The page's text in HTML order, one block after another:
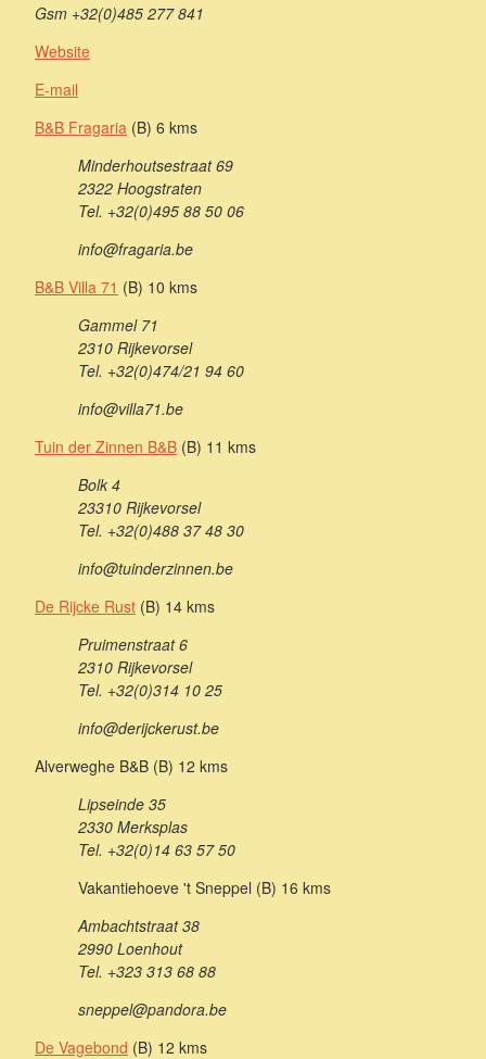
Gsm +32(0)485 277 841
Website
E-mail
B&B Fragaria (B) 6 kms
Minderhoutsestraat 69
2322 Hoogstraten
Tel. +32(0)495 88 50 06
info@fragaria.be
B&B Villa 71 (B) 10 kms
Gammel 71
2310 Rijkevorsel
Tel. +32(0)474/21 94 60
info@villa71.be
Tuin der Zinnen B&B (B) 11 kms
Bolk 4
23310 Rijkevorsel
Tel. +32(0)488 37 48 30
info@tuinderzinnen.be
De Rijcke Rust (B) 14 kms
Pruimenstraat 6
2310 Rijkevorsel
Tel. +32(0)314 10 25
info@derijckerust.be
Alverweghe B&B (B) 12 kms
Lipseinde 35
2330 Merksplas
Tel. +32(0)14 63 57 50
Vakantiehoeve 't Sneppel (B) 16 kms
Ambachtstraat 38
2990 Loenhout
Tel. +323 313 68 88
sneppel@pandora.be
De Vagebond (B) 12 kms